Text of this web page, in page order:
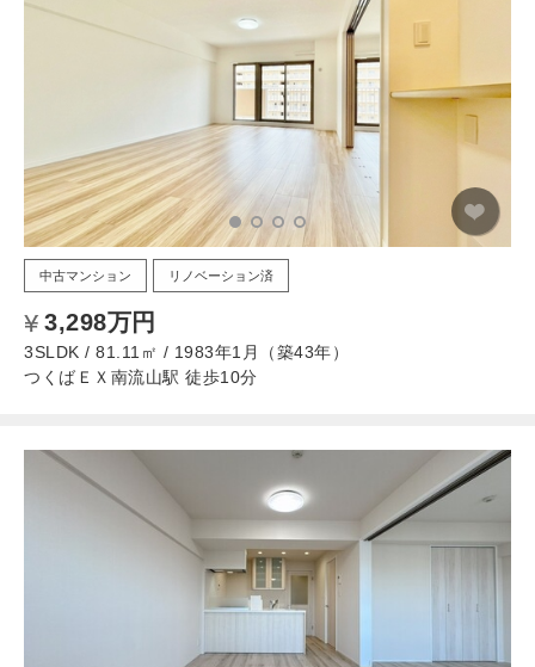
中古マンション リノベーション済
3,298万円
3SLDK / 81.11㎡ / 1983年1月（築43年）
つくばＥＸ南流山駅 徒歩10分